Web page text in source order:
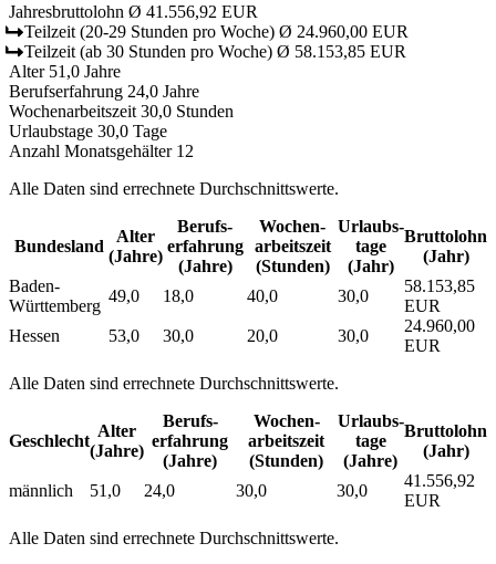
Jahresbruttolohn Ø 41.556,92 EUR
Teilzeit (20-29 Stunden pro Woche) Ø 24.960,00 EUR
Teilzeit (ab 30 Stunden pro Woche) Ø 58.153,85 EUR
Alter 51,0 Jahre
Berufserfahrung 24,0 Jahre
Wochenarbeitszeit 30,0 Stunden
Urlaubstage 30,0 Tage
Anzahl Monatsgehälter 12
Alle Daten sind errechnete Durchschnittswerte.
Bundesland
Alter
(Jahre)
Berufs­
erfahrung
(Jahre)
Wochen­
arbeitszeit
(Stunden)
Urlaubs­
tage
(Jahr)
Bruttolohn
(Jahr)
Baden-
Württemberg
49,0 18,0 40,0 30,0
58.153,85
EUR
Hessen
53,0 30,0 20,0 30,0
24.960,00
EUR
Alle Daten sind errechnete Durchschnittswerte.
Geschlecht
Alter
(Jahre)
Berufs­
erfahrung
(Jahre)
Wochen­
arbeitszeit
(Stunden)
Urlaubs­
tage
(Jahre)
Bruttolohn
(Jahr)
männlich 51,0 24,0 30,0 30,0
41.556,92
EUR
Alle Daten sind errechnete Durchschnittswerte.